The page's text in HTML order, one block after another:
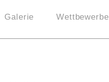
Galerie Wettbewerbe